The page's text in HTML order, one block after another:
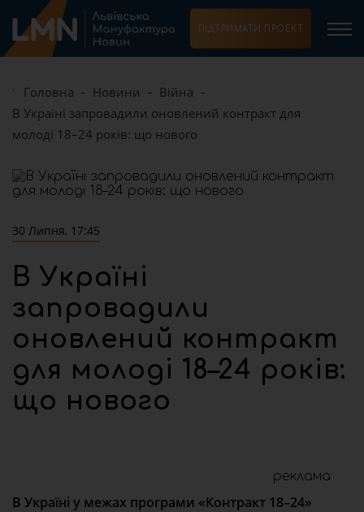
ПІДТРИМАТИ ПРОЕКТ
Головна Новини
Війна
В Україні запровадили оновлений контракт для
молоді 18–24 років: що нового
30 Липня, 17:45
В Україні
запровадили
оновлений контракт
для молоді 18–24 років:
що нового
реклама
В Україні у межах програми «Контракт 18–24»